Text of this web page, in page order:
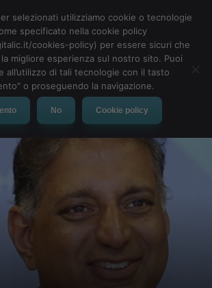
MENU
selezionati utilizziamo cookie o tecnologie
specificato nella cookie policy
cookies-policy) per essere sicuri che
migliore esperienza sul nostro sito. Puoi
all’utilizzo di tali tecnologie con il tasto
o proseguendo la navigazione.
No Cookie policy